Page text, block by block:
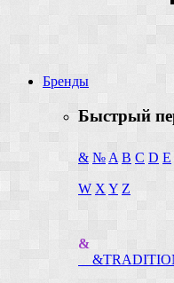
Бренды
Быстрый
& № A B C D E
W X Y Z
&